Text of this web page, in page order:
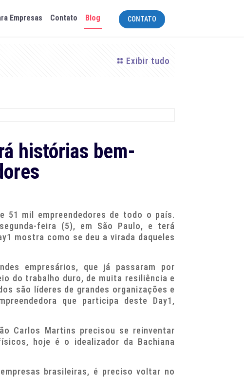
Empresas Contato Blog CONTATO
Exibir tudo
histórias bem-
51 mil empreendedores de todo o país.
feira (5), em São Paulo, e terá
mostra como se deu a virada daqueles
empresários, que já passaram por
do trabalho duro, de muita resiliência e
são líderes de grandes organizações e
que participa deste Day1,
Carlos Martins precisou se reinventar
hoje é o idealizador da Bachiana
brasileiras, é preciso voltar no